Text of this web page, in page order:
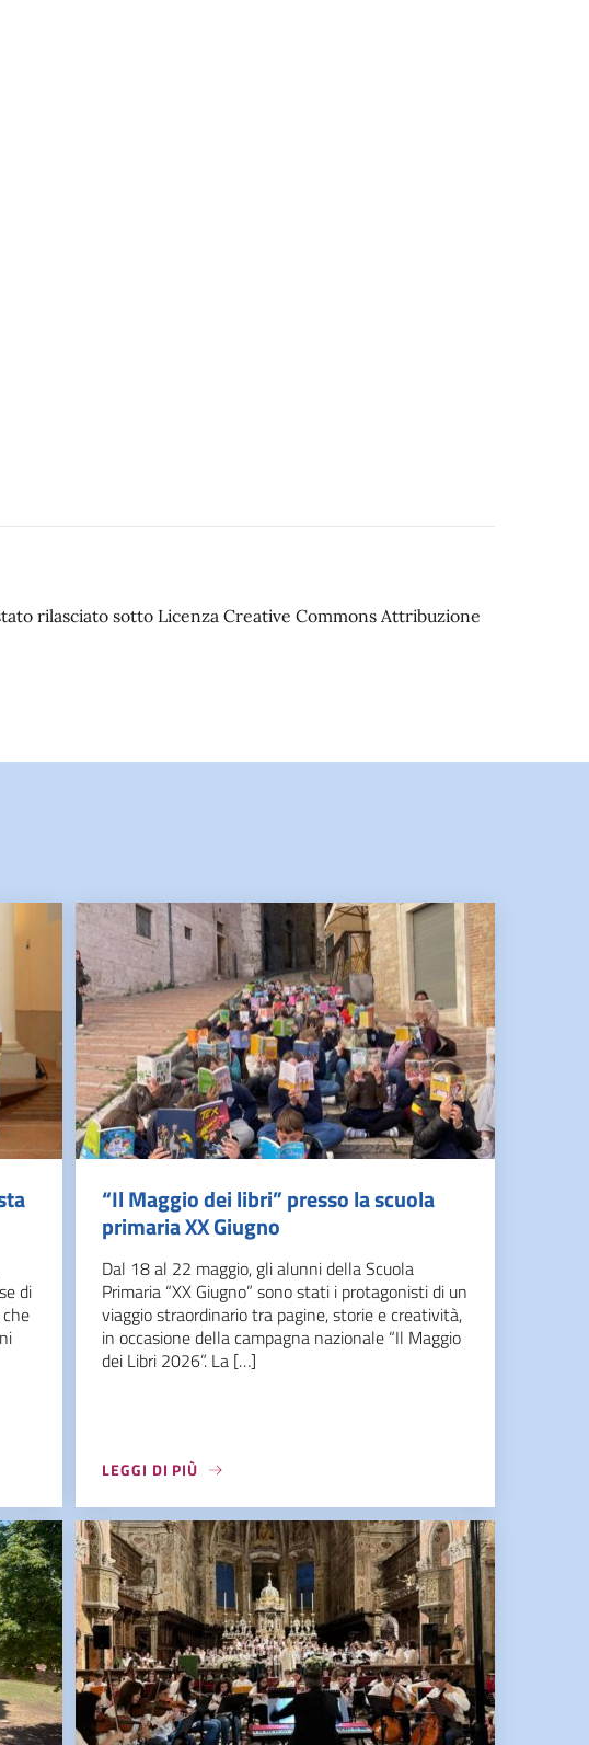
rilasciato sotto Licenza Creative Commons Attribuzione
di
“Il Maggio dei libri” presso la scuola
primaria XX Giugno
Dal 18 al 22 maggio, gli alunni della Scuola
Primaria “XX Giugno” sono stati i protagonisti di un
viaggio straordinario tra pagine, storie e creatività,
in occasione della campagna nazionale “Il Maggio
dei Libri 2026”. La […]
LEGGI DI PIÙ